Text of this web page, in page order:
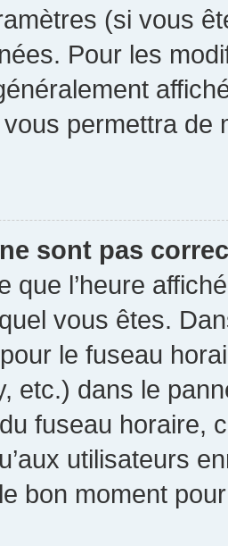
(si vous
Pour les
permettra de
sont pas
que l’heure
vous êtes.
le fuseau
etc.) dans le
fuseau horaire,
utilisateurs
bon moment